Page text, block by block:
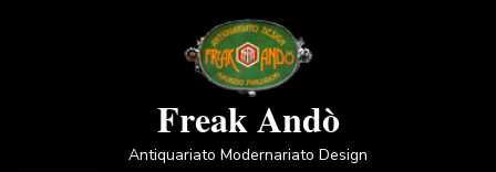
Freak Andò
Antiquariato Modernariato Design